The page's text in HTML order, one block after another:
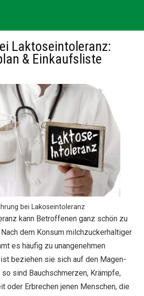
Laktoseintoleranz:
& Einkaufsliste
bei Lakoseintoleranz
kann Betroffenen ganz schön zu
dem Konsum milchzuckerhaltiger
es häufig zu unangenehmen
beziehen sie sich auf den Magen-
so sind Bauchschmerzen, Krämpfe,
oder Erbrechen jenen Menschen, die